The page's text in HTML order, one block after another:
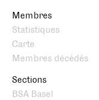
Membres
Statistiques
Carte
Membres décédés
Sections
BSA Basel